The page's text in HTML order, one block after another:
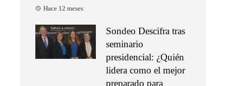
Hace 12 meses
Sondeo Descifra tras
seminario
presidencial: ¿Quién
lidera como el mejor
preparado para